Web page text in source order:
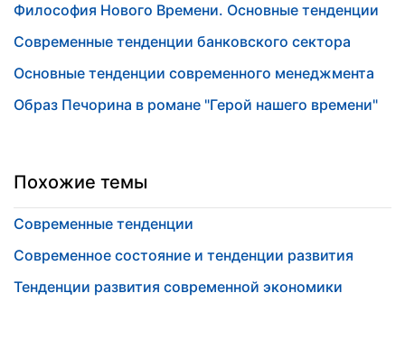
Философия Нового Времени. Основные тенденции
Современные тенденции банковского сектора
Основные тенденции современного менеджмента
Образ Печорина в романе "Герой нашего времени"
Похожие темы
Современные тенденции
Современное состояние и тенденции развития
Тенденции развития современной экономики